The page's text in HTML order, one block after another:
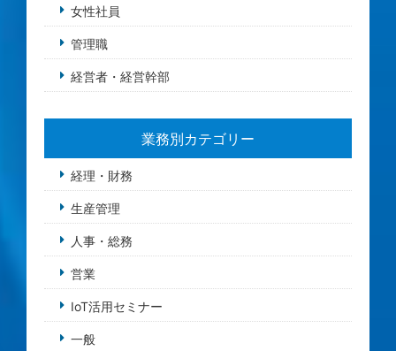
女性社員
管理職
経営者・経営幹部
業務別カテゴリー
経理・財務
生産管理
人事・総務
営業
IoT活用セミナー
一般